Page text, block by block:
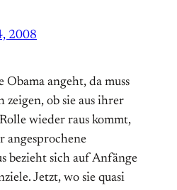
2008
Obama angeht, da muss
zeigen, ob sie aus ihrer
wieder raus kommt,
angesprochene
bezieht sich auf Anfänge
Jetzt, wo sie quasi